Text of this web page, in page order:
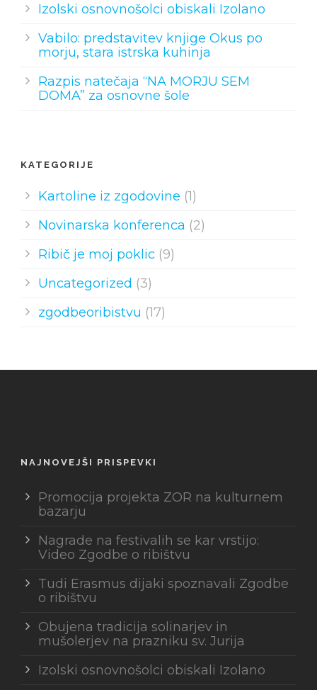
Izolski osnovnošolci obiskali Izolano
Vabilo: predstavitev knjige Okus po
morju, stara istrska kuhinja
Razpis natečaja “NA MORJU SEM
DOMA” za osnovne šole
KATEGORIJE
Kartoline iz zgodovine (1)
Novinarska konferenca (2)
Ribič je moj poklic (9)
Uncategorized (3)
zgodbeoribistvu (17)
NAJNOVEJŠI PRISPEVKI
Promocija projekta ZOR na kulturnem
bazarju
Nagrade na festivalih se kar vrstijo:
Video Zgodbe o ribištvu
Tudi Erasmus dijaki spoznavali Zgodbe
o ribištvu
Obujena tradicija solinarjev in
mušolerjev na prazniku sv. Jurija
Izolski osnovnošolci obiskali Izolano